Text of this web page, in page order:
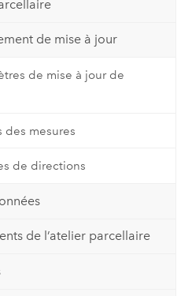
de mise à jour
de mise à jour de
des mesures
de directions
de l’atelier parcellaire